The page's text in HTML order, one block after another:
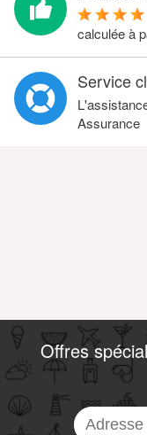
calculée à
Service
Assurance
Offres